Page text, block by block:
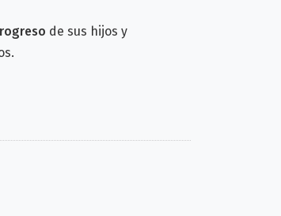
de sus hijos y